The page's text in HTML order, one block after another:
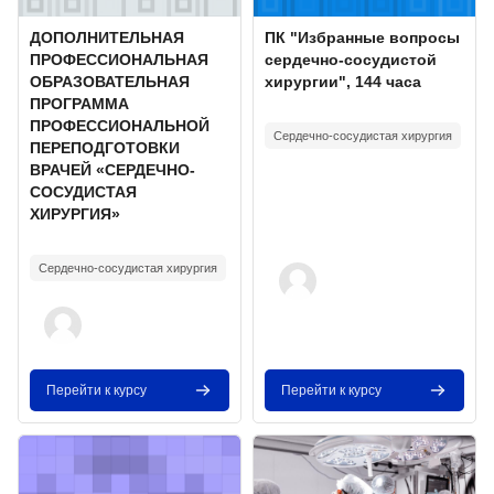
Изображение курса
Название курса
ДОПОЛНИТЕЛЬНАЯ
ПРОФЕССИОНАЛЬНАЯ
ОБРАЗОВАТЕЛЬНАЯ
ПРОГРАММА
ПРОФЕССИОНАЛЬНОЙ
ПЕРЕПОДГОТОВКИ
ВРАЧЕЙ «СЕРДЕЧНО-
СОСУДИСТАЯ
ХИРУРГИЯ»
Сердечно-сосудистая хирургия
Перейти к курсу
Изображение курса
Название курса
ПК "Избранные вопросы
сердечно-сосудистой
хирургии", 144 часа
Сердечно-сосудистая хирургия
Перейти к курсу
Изображение курса" Венозные тромбоэмболические осложнения
Изображение курса" ПК